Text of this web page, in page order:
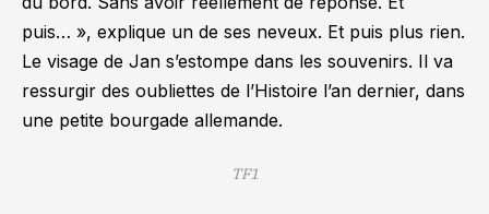
puis… », explique un de ses neveux. Et puis plus rien.
Le visage de Jan s’estompe dans les souvenirs. Il va
ressurgir des oubliettes de l’Histoire l’an dernier, dans
une petite bourgade allemande.
TF1